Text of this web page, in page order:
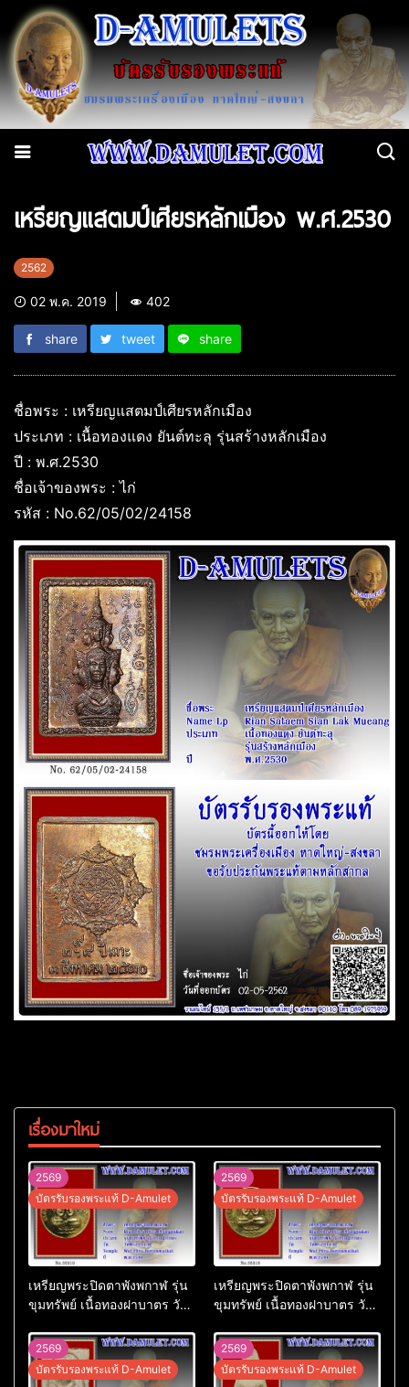
เหรียญแสตมป์เศียรหลักเมือง พ.ศ.2530
2562
02 พ.ค. 2019 402
share tweet share
ชื่อพระ : เหรียญแสตมป์เศียรหลักเมือง
ประเภท : เนื้อทองแดง ยันต์ทะลุ รุ่นสร้างหลักเมือง
ปี : พ.ศ.2530
ชื่อเจ้าของพระ : ไก่
รหัส : No.62/05/02/24158
เรื่องมาใหม่
2569
บัตรรับรองพระแท้ D-Amulet
เหรียญพระปิดตาพังพกาฬ รุ่น
ขุมทรัพย์ เนื้อทองฝาบาตร วัด
2569
บัตรรับรองพระแท้ D-Amulet
เหรียญพระปิดตาพังพกาฬ รุ่น
ขุมทรัพย์ เนื้อทองฝาบาตร วัด
2569
บัตรรับรองพระแท้ D-Amulet
2569
บัตรรับรองพระแท้ D-Amulet